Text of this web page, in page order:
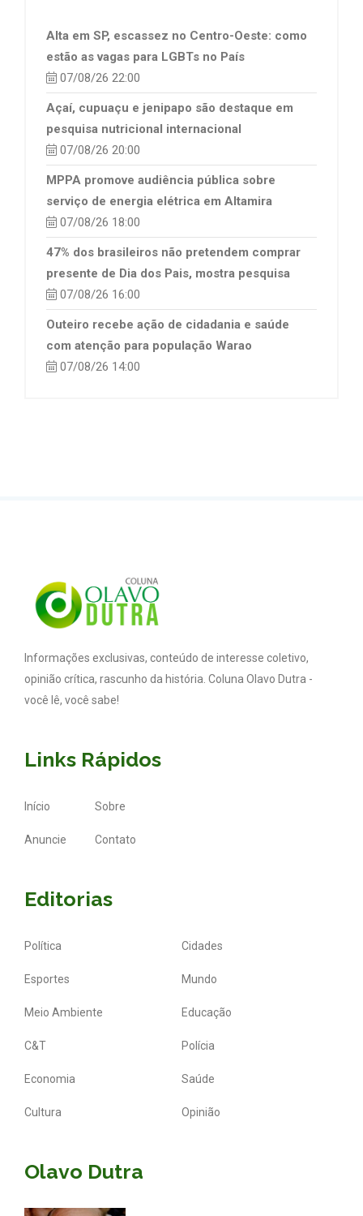
Alta em SP, escassez no Centro-Oeste: como
estão as vagas para LGBTs no País
07/08/26 22:00
Açaí, cupuaçu e jenipapo são destaque em
pesquisa nutricional internacional
07/08/26 20:00
MPPA promove audiência pública sobre
serviço de energia elétrica em Altamira
07/08/26 18:00
47% dos brasileiros não pretendem comprar
presente de Dia dos Pais, mostra pesquisa
07/08/26 16:00
Outeiro recebe ação de cidadania e saúde
com atenção para população Warao
07/08/26 14:00
Informações exclusivas, conteúdo de interesse coletivo,
opinião crítica, rascunho da história. Coluna Olavo Dutra -
você lê, você sabe!
Links Rápidos
Início Sobre
Anuncie Contato
Editorias
Política Cidades
Esportes Mundo
Meio Ambiente Educação
C&T Polícia
Economia Saúde
Cultura Opinião
Olavo Dutra